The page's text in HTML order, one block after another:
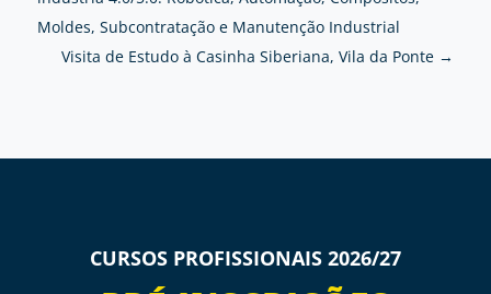
Moldes, Subcontratação e Manutenção Industrial
Visita de Estudo à Casinha Siberiana, Vila da Ponte →
CURSOS PROFISSIONAIS 2026/27